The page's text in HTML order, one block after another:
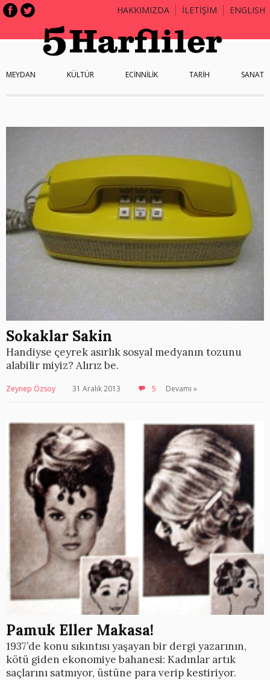
HAKKIMIZDA İLETİŞİM ENGLISH
MEYDAN KÜLTÜR ECİNNİLİK TARİH SANAT
Sokaklar Sakin
Handiyse çeyrek asırlık sosyal medyanın tozunu
alabilir miyiz? Alırız be.
Zeynep Özsoy 31 Aralık 2013 5 Devamı »
Pamuk Eller Makasa!
1937’de konu sıkıntısı yaşayan bir dergi yazarının,
kötü giden ekonomiye bahanesi: Kadınlar artık
saçlarını satmıyor, üstüne para verip kestiriyor.